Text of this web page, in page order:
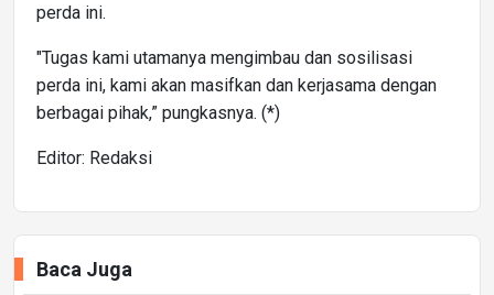
perda ini.
"Tugas kami utamanya mengimbau dan sosilisasi
perda ini, kami akan masifkan dan kerjasama dengan
berbagai pihak,” pungkasnya. (*)
Editor: Redaksi
Baca Juga